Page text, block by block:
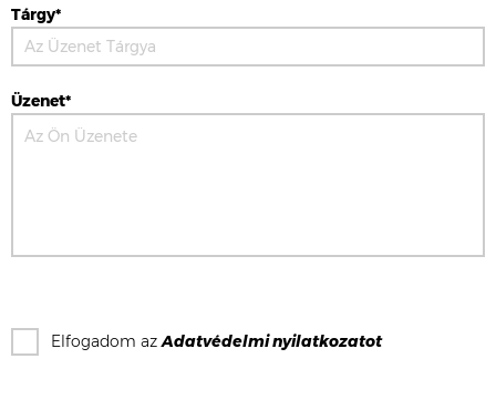
Tárgy*
Üzenet*
Elfogadom azAdatvédelmi nyilatkozatot